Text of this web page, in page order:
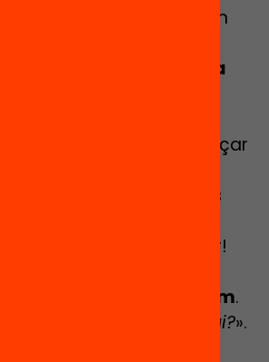
primers moments tan
espontània, ens
una
relació positiva
a xerrar, buidar el pap i
per poder començar
peu. El
clau en qualsevol procés
i, per tant, com més
en matèria, molt millor!
és bo
del camí on ens trobem.
dia?Què farem avui?».